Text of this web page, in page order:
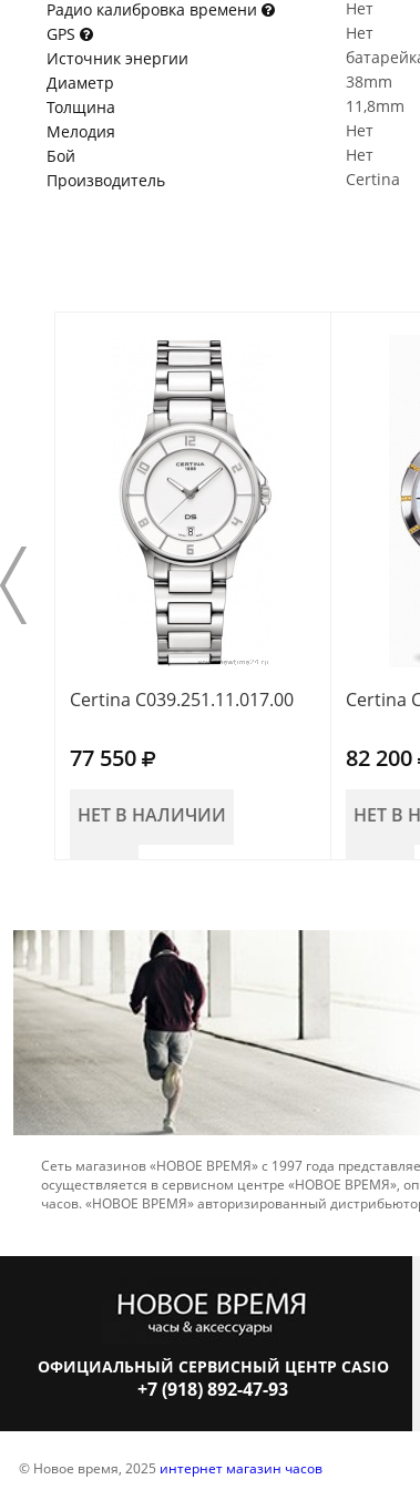
Радио калибровка времени
Нет
GPS
Нет
Источник энергии
Диаметр
38mm
Толщина
11,8mm
Мелодия
Нет
Бой
Нет
Производитель
Certina
Certina C039.251.11.017.00
77 550
НЕТ В НАЛИЧИИ
Certina
82 200
НЕТ В
Сеть магазинов «НОВОЕ ВРЕМЯ» с 1997 года
осуществляется в сервисном центре «НОВОЕ ВРЕМЯ»,
часов. «НОВОЕ ВРЕМЯ» авторизированный
ОФИЦИАЛЬНЫЙ СЕРВИСНЫЙ ЦЕНТР CASIO
+7 (918) 892-47-93
© Новое время, 2025 интернет магазин часов